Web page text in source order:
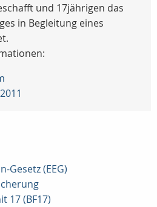
und 17jährigen das
in Begleitung eines
Gesetz (EEG)
17 (BF17)